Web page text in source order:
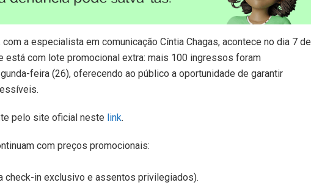
com a especialista em comunicação Cíntia Chagas, acontece no dia 7 de
está com lote promocional extra: mais 100 ingressos foram
feira (26), oferecendo ao público a oportunidade de garantir
pelo site oficial neste link.
com preços promocionais:
check-in exclusivo e assentos privilegiados).